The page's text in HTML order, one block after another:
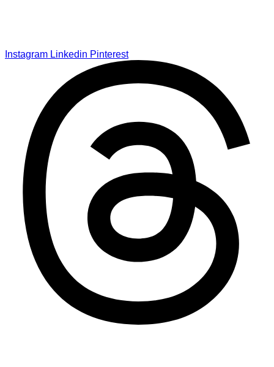
Instagram Linkedin Pinterest